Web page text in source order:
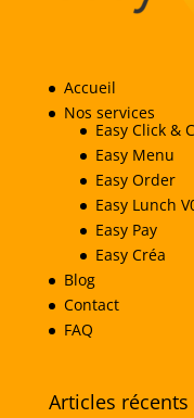
Accueil
Nos services
Easy Click &
Easy Menu
Easy Order
Easy Lunch
Easy Pay
Easy Créa
Blog
Contact
FAQ
Articles récents